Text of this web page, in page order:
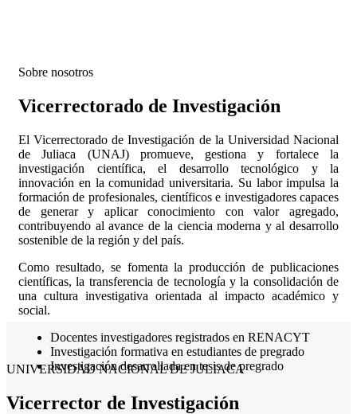
Sobre nosotros
Vicerrectorado de Investigación
El Vicerrectorado de Investigación de la Universidad Nacional
de Juliaca (UNAJ) promueve, gestiona y fortalece la
investigación científica, el desarrollo tecnológico y la
innovación en la comunidad universitaria. Su labor impulsa la
formación de profesionales, científicos e investigadores capaces
de generar y aplicar conocimiento con valor agregado,
contribuyendo al avance de la ciencia moderna y al desarrollo
sostenible de la región y del país.
Como resultado, se fomenta la producción de publicaciones
científicas, la transferencia de tecnología y la consolidación de
una cultura investigativa orientada al impacto académico y
social.
Docentes investigadores registrados en RENACYT
Investigación formativa en estudiantes de pregrado
Investigación desarrollada en tesis de pregrado
UNIVERSIDAD NACIONAL DE JULIACA
Vicerrector de Investigación